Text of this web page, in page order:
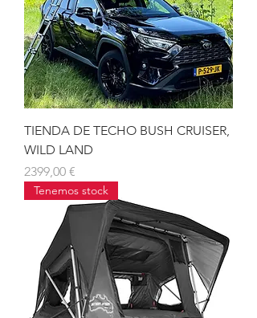
TIENDA DE TECHO BUSH CRUISER,
WILD LAND
Precio
2399,00 €
Tenemos stock